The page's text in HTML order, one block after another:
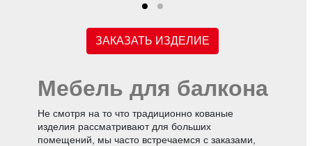
ЗАКАЗАТЬ ИЗДЕЛИЕ
Мебель для балкона
Не смотря на то что традиционно кованые
изделия рассматривают для больших
помещений, мы часто встречаемся с заказами,